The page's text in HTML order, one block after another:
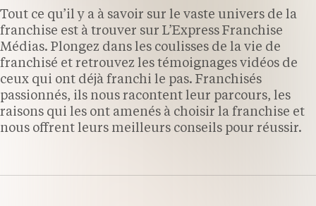
Tout ce qu’il y a à savoir sur le vaste univers de la
franchise est à trouver sur L’Express Franchise
Médias. Plongez dans les coulisses de la vie de
franchisé et retrouvez les témoignages vidéos de
ceux qui ont déjà franchi le pas. Franchisés
passionnés, ils nous racontent leur parcours, les
raisons qui les ont amenés à choisir la franchise et
nous offrent leurs meilleurs conseils pour réussir.